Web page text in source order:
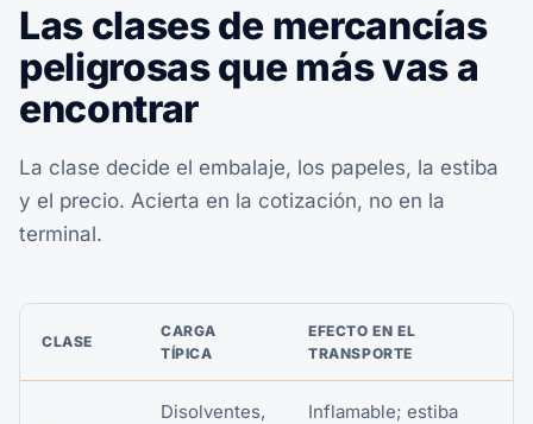
Las clases de mercancías
peligrosas que más vas a
encontrar
La clase decide el embalaje, los papeles, la estiba
y el precio. Acierta en la cotización, no en la
terminal.
CLASE
CARGA
TÍPICA
EFECTO EN EL
TRANSPORTE
Disolventes,
Inflamable; estiba